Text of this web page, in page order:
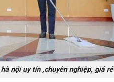
nội uy tín ,chuyên nghiệp, giá rẻ